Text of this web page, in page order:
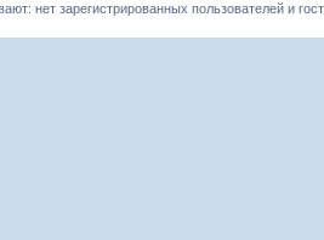
нет зарегистрированных пользователей и